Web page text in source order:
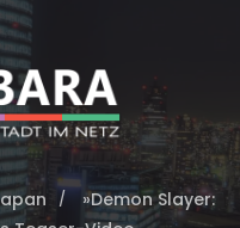
»Demon Slayer: